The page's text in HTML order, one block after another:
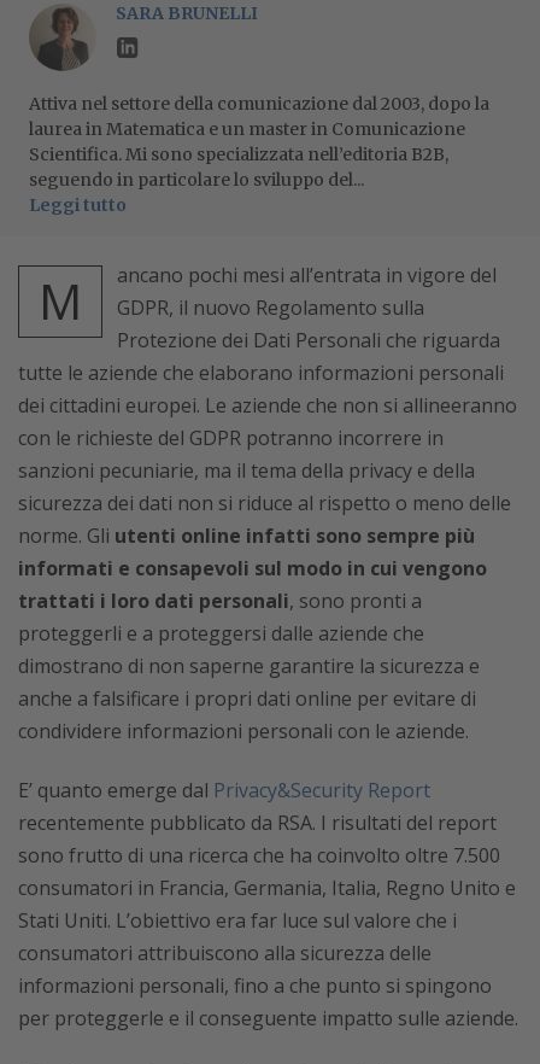
SARA BRUNELLI
Attiva nel settore della comunicazione dal 2003, dopo la
laurea in Matematica e un master in Comunicazione
Scientifica. Mi sono specializzata nell’editoria B2B,
seguendo in particolare lo sviluppo del...
Leggi tutto
M
ancano pochi mesi all’entrata in vigore del
GDPR, il nuovo Regolamento sulla
Protezione dei Dati Personali che riguarda
tutte le aziende che elaborano informazioni personali
dei cittadini europei. Le aziende che non si allineeranno
con le richieste del GDPR potranno incorrere in
sanzioni pecuniarie, ma il tema della privacy e della
sicurezza dei dati non si riduce al rispetto o meno delle
norme. Gli utenti online infatti sono sempre più
informati e consapevoli sul modo in cui vengono
trattati i loro dati personali, sono pronti a
proteggerli e a proteggersi dalle aziende che
dimostrano di non saperne garantire la sicurezza e
anche a falsificare i propri dati online per evitare di
condividere informazioni personali con le aziende.
E’ quanto emerge dal Privacy&Security Report
recentemente pubblicato da RSA. I risultati del report
sono frutto di una ricerca che ha coinvolto oltre 7.500
consumatori in Francia, Germania, Italia, Regno Unito e
Stati Uniti. L’obiettivo era far luce sul valore che i
consumatori attribuiscono alla sicurezza delle
informazioni personali, fino a che punto si spingono
per proteggerle e il conseguente impatto sulle aziende.